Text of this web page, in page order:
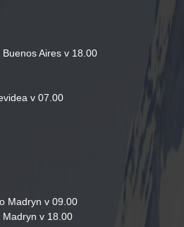
Aires v 18.00
v 07.00
Madryn v 09.00
v 18.00